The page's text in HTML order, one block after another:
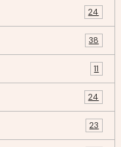
24
38
11
24
23